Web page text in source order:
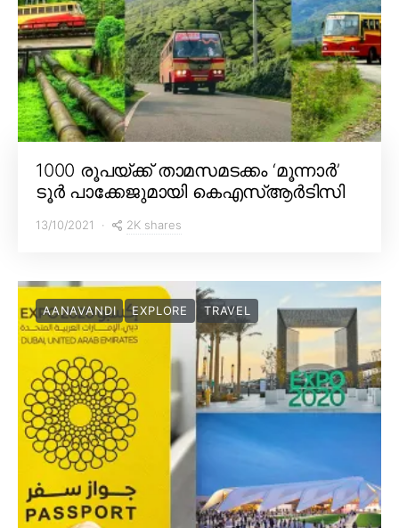
1000 രൂപയ്ക്ക് താമസമടക്കം ‘മൂന്നാർ’
ടൂർ പാക്കേജുമായി കെഎസ്ആർടിസി
13/10/2021 2K shares
AANAVANDI EXPLORE TRAVEL